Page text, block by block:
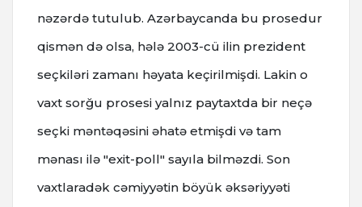
nəzərdə tutulub. Azərbaycanda bu prosedur
qismən də olsa, hələ 2003-cü ilin prezident
seçkiləri zamanı həyata keçirilmişdi. Lakin o
vaxt sorğu prosesi yalnız paytaxtda bir neçə
seçki məntəqəsini əhatə etmişdi və tam
mənası ilə "exit-poll" sayıla bilməzdi. Son
vaxtlaradək cəmiyyətin böyük əksəriyyəti